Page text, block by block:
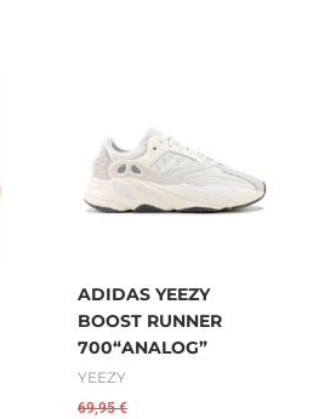
ADIDAS YEEZY
BOOST RUNNER
700“ANALOG”
YEEZY
69,95€